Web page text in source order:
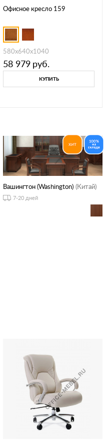
Офисное кресло 159
580x640x1040
58 979 руб.
КУПИТЬ
Вашингтон (Washington) (Китай)
7-20 дней